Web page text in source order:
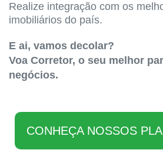
Realize integração com os
imobiliários do país.
E ai, vamos decolar?
Voa Corretor, o seu melhor
negócios.
CONHEÇA NOSSOS